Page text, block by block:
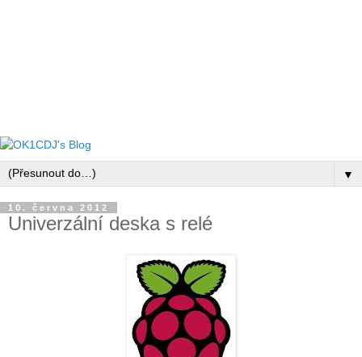
▼
10. června 2012
Univerzální deska s relé